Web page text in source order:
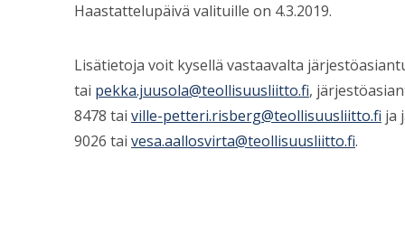
Haastattelupäivä valituille on 4.3.2019.
Lisätietoja voit kysellä vastaavalta
tai pekka.juusola@teollisuusliitto.fi,
8478 tai ville-petteri.risberg@teollisuusliitto.fi ja
9026 tai vesa.aallosvirta@teollisuusliitto.fi.